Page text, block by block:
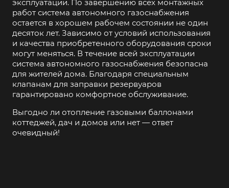
эксплуатации. По завершению всех монтажных
работ система автономного газоснабжения
остается в хорошем рабочем состоянии не один
десяток лет. Зависимо от условий использования
и качества приобретенного оборудования сроки
могут меняться. В течение всей эксплуатации
система автономного газоснабжения безопасна
для жителей дома. Благодаря специальным
клапанам для заправки резервуаров
гарантировано комфортное обслуживание.
Выгодно ли отопление газовыми баллонами
коттеджей, дач и домов или нет — ответ
очевидный!